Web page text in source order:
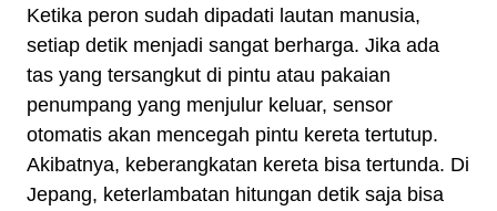
Ketika peron sudah dipadati lautan manusia,
setiap detik menjadi sangat berharga. Jika ada
tas yang tersangkut di pintu atau pakaian
penumpang yang menjulur keluar, sensor
otomatis akan mencegah pintu kereta tertutup.
Akibatnya, keberangkatan kereta bisa tertunda. Di
Jepang, keterlambatan hitungan detik saja bisa